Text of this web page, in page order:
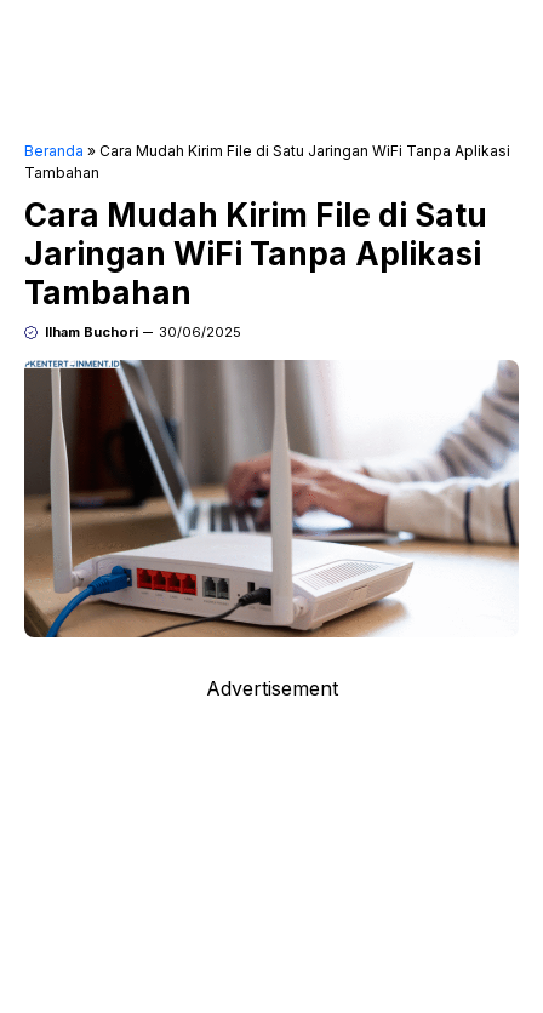
Beranda » Cara Mudah Kirim File di Satu Jaringan WiFi Tanpa Aplikasi
Tambahan
Cara Mudah Kirim File di Satu
Jaringan WiFi Tanpa Aplikasi
Tambahan
Ilham Buchori 30/06/2025
Advertisement